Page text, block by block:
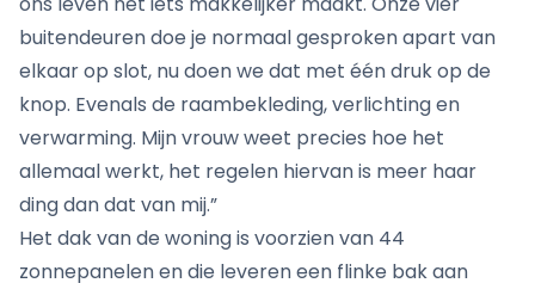
buitendeuren doe je normaal gesproken apart van
elkaar op slot, nu doen we dat met één druk op de
knop. Evenals de raambekleding, verlichting en
verwarming. Mijn vrouw weet precies hoe het
allemaal werkt, het regelen hiervan is meer haar
ding dan dat van mij.”
Het dak van de woning is voorzien van 44
zonnepanelen en die leveren een flinke bak aan